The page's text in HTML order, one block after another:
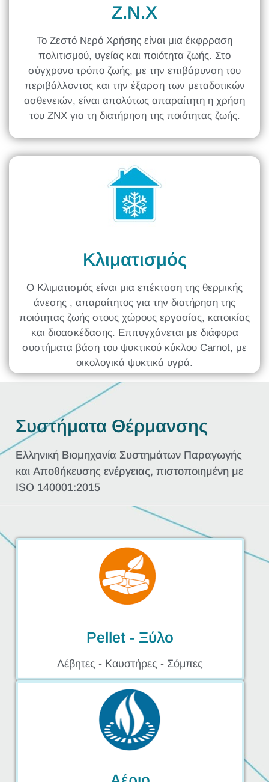
Z.N.X
Το Ζεστό Νερό Χρήσης είναι μια έκφρραση
πολιτισμού, υγείας και ποιότητα ζωής. Στο
σύγχρονο τρόπο ζωής, με την επιβάρυνση του
περιβάλλοντος και την έξαρση των μεταδοτικών
ασθενειών, είναι απολύτως απαραίτητη η χρήση
του ΖΝΧ για τη διατήρηση της ποιότητας ζωής.
Κλιματισμός
Ο Κλιματισμός είναι μια επέκταση της θερμικής
άνεσης , απαραίτητος για την διατήρηση της
ποιότητας ζωής στους χώρους εργασίας, κατοικίας
και διοασκέδασης. Επιτυγχάνεται με διάφορα
συστήματα βάση του ψυκτικού κύκλου Carnot, με
οικολογικά ψυκτικά υγρά.
Συστήματα Θέρμανσης
Ελληνική Βιομηχανία Συστημάτων Παραγωγής
και Αποθήκευσης ενέργειας, πιστοποιημένη με
ISO 140001:2015
Pellet - Ξύλο
Λέβητες - Καυστήρες - Σόμπες​